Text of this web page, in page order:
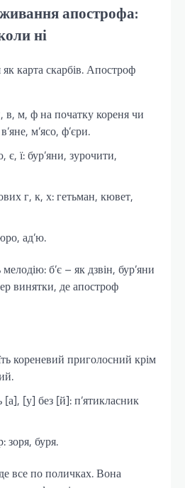
апострофа:
ні
карта скарбів. Апостроф
в, м, ф на початку кореня чи
м’ясо, ф’єри.
є, ї: бур’яни, зурочити,
г, к, х: гетьман, кювет,
ад’ю.
б’є – як дзвін, бур’яни
винятки, де апостроф
кореневий приголосний крім
[у] без [й]: п’ятикласник
зоря, буря.
все по поличках. Вона